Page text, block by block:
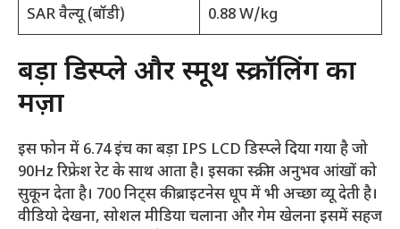
SAR वैल्यू (बॉडी)
0.88 W/kg
बड़ा डिस्प्ले और स्मूथ स्क्रॉलिंग का
मज़ा
इस फोन में 6.74 इंच का बड़ा IPS LCD डिस्प्ले दिया गया है जो
90Hz रिफ्रेश रेट के साथ आता है। इसका स्क्रीन अनुभव आंखों को
सुकून देता है। 700 निट्स की ब्राइटनेस धूप में भी अच्छा व्यू देती है।
वीडियो देखना, सोशल मीडिया चलाना और गेम खेलना इसमें सहज